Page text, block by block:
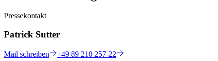
Pressekontakt
Patrick Sutter
Mail schreiben +49 89 210 257-22